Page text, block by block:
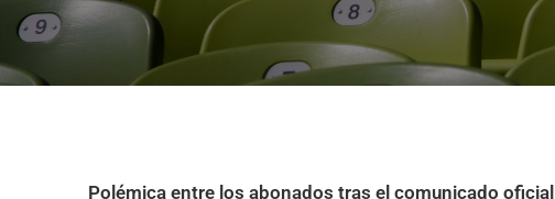
Polémica entre los abonados tras el comunicado